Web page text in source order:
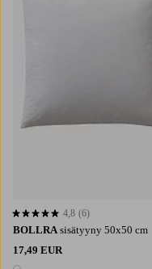
BOLLRA sisätyyny 50x50 cm
17,49 EUR
4,8 perustuen 6 arvosanaan
4,8 (6)